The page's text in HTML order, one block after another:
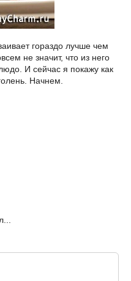
гораздо лучше чем
не значит, что из него
И сейчас я покажу как
Начнем.